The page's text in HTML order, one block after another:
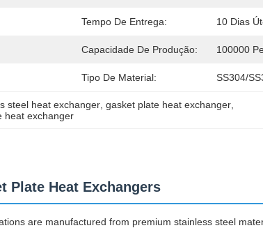
Tempo De Entrega: 10 Dias
Capacidade De Produção: 100000
Tipo De Material: SS304/
steel heat exchanger , gasket plate heat exchanger
heat exchanger
Plate Heat Exchangers
are manufactured from premium stainless steel